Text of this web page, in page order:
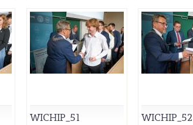
WICHIP_51 WICHIP_52